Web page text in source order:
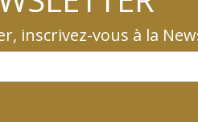
inscrivez-vous à la